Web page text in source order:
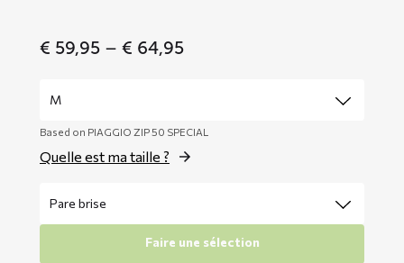
€ 59,95 – € 64,95Price
Based on PIAGGIO ZIP 50 SPECIAL
Quelle est ma taille ?
Faire une sélection